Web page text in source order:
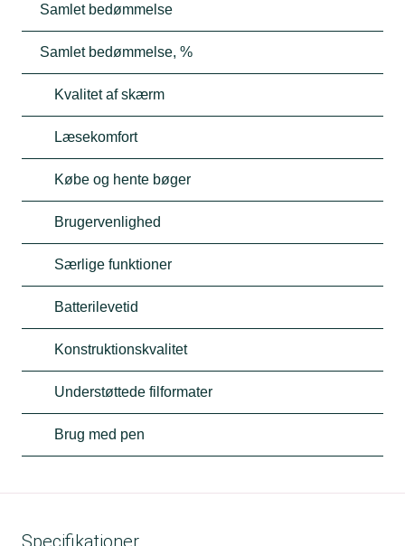
Samlet bedømmelse
Samlet bedømmelse, %
Kvalitet af skærm
Læsekomfort
Købe og hente bøger
Brugervenlighed
Særlige funktioner
Batterilevetid
Konstruktionskvalitet
Understøttede filformater
Brug med pen
Specifikationer